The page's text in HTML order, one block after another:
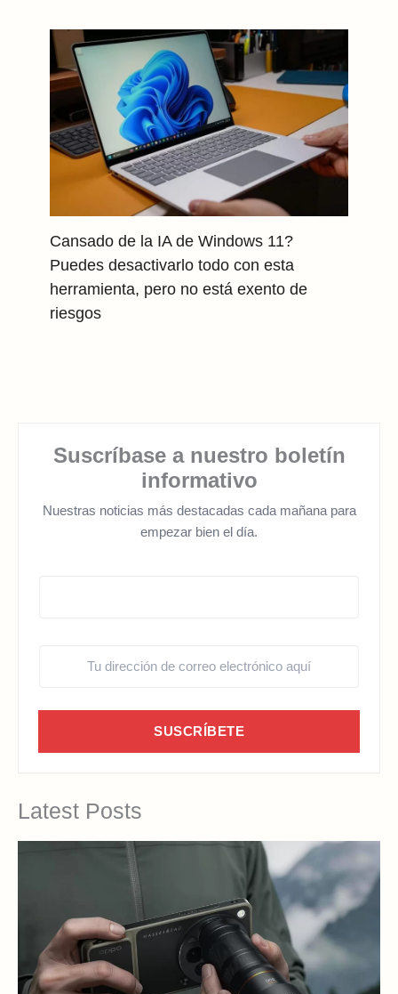
Cansado de la IA de Windows 11?
Puedes desactivarlo todo con esta
herramienta, pero no está exento de
riesgos
Suscríbase a nuestro boletín
informativo
Nuestras noticias más destacadas cada mañana para
empezar bien el día.
SUSCRÍBETE
Latest Posts